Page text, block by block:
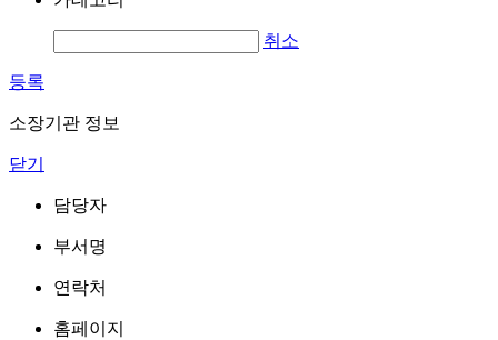
취소
등록
소장기관 정보
닫기
담당자
부서명
연락처
홈페이지